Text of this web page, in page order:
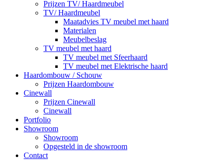
Prijzen TV/ Haardmeubel
TV/ Haardmeubel
Maatadvies TV meubel met haard
Materialen
Meubelbeslag
TV meubel met haard
TV meubel met Sfeerhaard
TV meubel met Elektrische haard
Haardombouw / Schouw
Prijzen Haardombouw
Cinewall
Prijzen Cinewall
Cinewall
Portfolio
Showroom
Showroom
Opgesteld in de showroom
Contact